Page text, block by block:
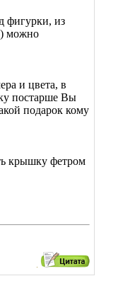
фигурки, из
можно
и цвета, в
постарше Вы
подарок кому
крышку фетром